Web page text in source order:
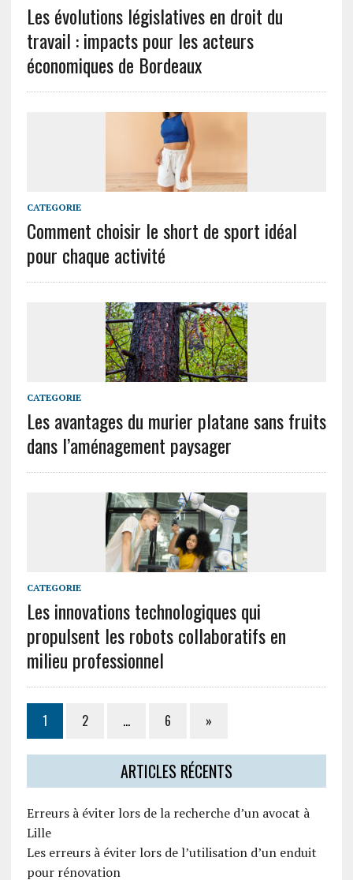
Les évolutions législatives en droit du
travail : impacts pour les acteurs
économiques de Bordeaux
CATEGORIE
Comment choisir le short de sport idéal
pour chaque activité
CATEGORIE
Les avantages du murier platane sans fruits
dans l’aménagement paysager
CATEGORIE
Les innovations technologiques qui
propulsent les robots collaboratifs en
milieu professionnel
1 2 … 6 »
ARTICLES RÉCENTS
Erreurs à éviter lors de la recherche d’un avocat à
Lille
Les erreurs à éviter lors de l’utilisation d’un enduit
pour rénovation